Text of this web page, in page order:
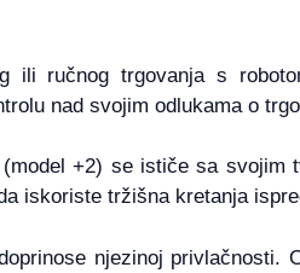
ručnog trgovanja s
nad svojim odlukama o
+2) se ističe sa
iskoriste tržišna kretanja
njezinoj